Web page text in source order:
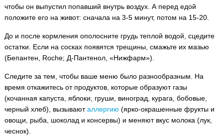
чтобы он выпустил попавший внутрь воздух. А перед едой
положите его на живот: сначала на 3-5 минут, потом на 15-20.
До и после кормления ополосните грудь теплой водой, сцедите
остатки. Если на сосках появятся трещины, смажьте их мазью
(Бепантен, Roche; Д-Пантенол, «Нижфарм»).
Следите за тем, чтобы ваше меню было разнообразным. На
время откажитесь от продуктов, которые образуют газы
(кочанная капуста, яблоки, груши, виноград, курага, бобовые,
черный хлеб), вызываюталлергию (ярко-окрашенные фрукты и
овощи, рыба, шоколад и консервы) и меняют вкус молока (лук,
чеснок).